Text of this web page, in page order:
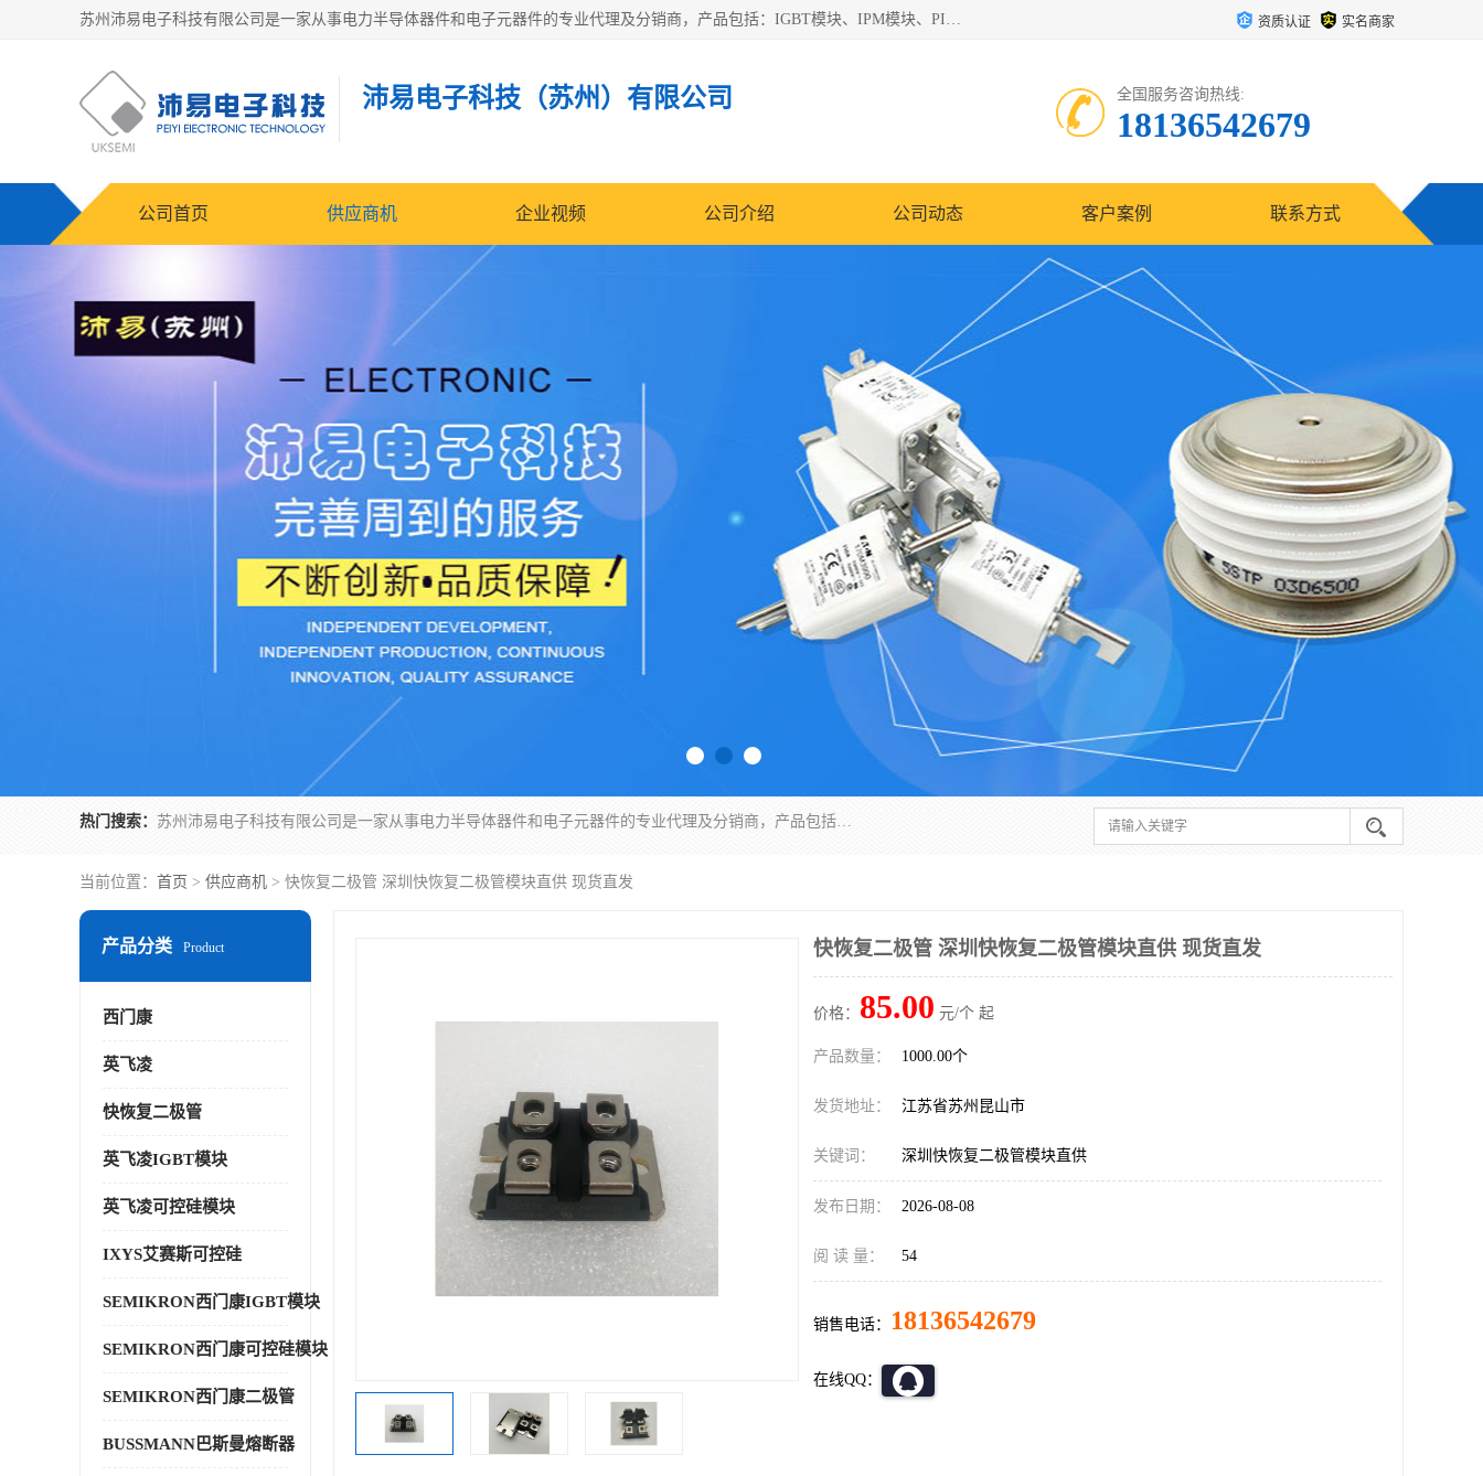
苏州沛易电子科技有限公司是一家从事电力半导体器件和电子元器件的专业代理及分销商，产品包括：IGBT模块、IPM模块、PIM模块、二极管、三极管、可控硅、整流桥、IGBT单管、IGBT电路驱动板、GTR达林顿模块、快恢复二极管、肖特基二极管、熔断器、IC集成电路、快速熔断器等。 资质认证 实名商家
沛易电子科技（苏州）有限公司 全国服务咨询热线:
18136542679
公司首页 供应商机 企业视频 公司介绍 公司动态 客户案例 联系方式
热门搜索： 苏州沛易电子科技有限公司是一家从事电力半导体器件和电子元器件的专业代理及分销商，产品包括：IGBT模块、IPM模块、PIM模块、二极管、三极管、可控硅、整流桥、IGBT单管、IGBT电路驱动板、GTR达林顿模块、快恢复二极管、肖特基二极管、熔断器、IC集成电路、快速熔断器等。
当前位置： 首页 > 供应商机 > 快恢复二极管 深圳快恢复二极管模块直供 现货直发
产品分类 Product
西门康
英飞凌
快恢复二极管
英飞凌IGBT模块
英飞凌可控硅模块
IXYS艾赛斯可控硅
SEMIKRON西门康IGBT模块
SEMIKRON西门康可控硅模块
SEMIKRON西门康二极管
BUSSMANN巴斯曼熔断器
快恢复二极管 深圳快恢复二极管模块直供 现货直发
价格： 85.00 元/个 起
产品数量： 1000.00个
发货地址： 江苏省苏州昆山市
关键词： 深圳快恢复二极管模块直供
发布日期： 2026-08-08
阅 读 量： 54
销售电话： 18136542679
在线QQ：